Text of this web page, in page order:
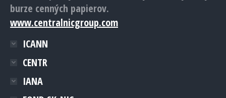
burze cenných papierov.
www.centralnicgroup.com
ICANN
CENTR
IANA